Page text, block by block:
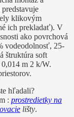
klikovým
ich prekladať). V
ako povrchová
vodeodolnosť, 25-
štruktúra soft
m 2 k/W.
hľadali?
: prostredietky na
lišty.